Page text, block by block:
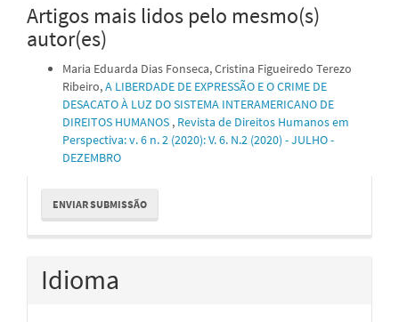
Artigos mais lidos pelo mesmo(s)
autor(es)
Maria Eduarda Dias Fonseca, Cristina Figueiredo Terezo
Ribeiro,A LIBERDADE DE EXPRESSÃO E O CRIME DE
DESACATO À LUZ DO SISTEMA INTERAMERICANO DE
DIREITOS HUMANOS , Revista de Direitos Humanos em
Perspectiva: v. 6 n. 2 (2020): V. 6. N.2 (2020) - JULHO -
DEZEMBRO
Enviar
Submissão
ENVIAR SUBMISSÃO
Idioma